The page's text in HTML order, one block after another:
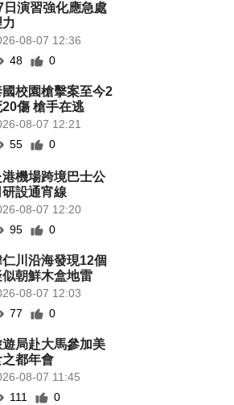
日演習強化應急處
08-07 12:36
48
0
國校園槍擊案至今2
20傷 槍手在逃
08-07 12:21
55
0
港機場跨境巴士公
研設通宵線
08-07 12:20
95
0
仁川沿海發現12個
似朝鮮木盒地雷
08-07 12:03
77
0
遊局赴大馬參加美
之都年會
08-07 11:45
111
0